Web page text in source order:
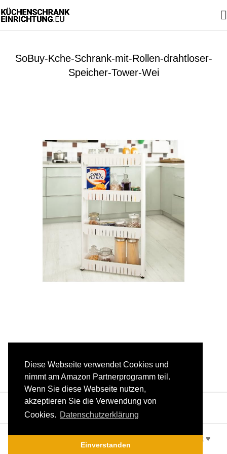
Diese Webseite verwendet Cookies und
nimmt am Amazon Partnerprogramm teil.
Wenn Sie diese Webseite nutzen,
akzeptieren Sie die Verwendung von
Cookies. Datenschutzerklärung
Einverstanden
SoBuy-Kche-Schrank-mit-Rollen-drahtloser-
Speicher-Tower-Wei
Alles für die Küche, Küchenschrankeinrichtung – Mit ♥
gemacht |Datenschutz